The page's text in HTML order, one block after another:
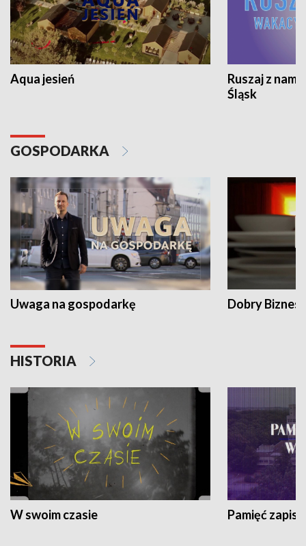
Aqua jesień
Ruszaj z
Śląsk
GOSPODARKA
Uwaga na gospodarkę Dobry Biznes
HISTORIA
W swoim czasie Pamięć